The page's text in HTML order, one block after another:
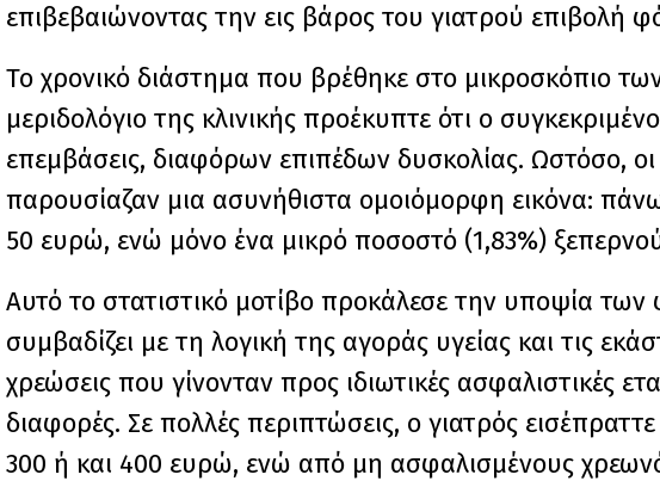
επιβεβαιώνοντας την εις βάρος του γιατρού επιβολή
Το χρονικό διάστημα που βρέθηκε στο μικροσκόπιο
μεριδολόγιο της κλινικής προέκυπτε ότι ο
επεμβάσεις, διαφόρων επιπέδων δυσκολίας. Ωστόσο,
παρουσίαζαν μια ασυνήθιστα ομοιόμορφη εικόνα:
50 ευρώ, ενώ μόνο ένα μικρό ποσοστό (1,83%)
Αυτό το στατιστικό μοτίβο προκάλεσε την υποψία
συμβαδίζει με τη λογική της αγοράς υγείας και τις
χρεώσεις που γίνονταν προς ιδιωτικές ασφαλιστικές
διαφορές. Σε πολλές περιπτώσεις, ο γιατρός
300 ή και 400 ευρώ, ενώ από μη ασφαλισμένους